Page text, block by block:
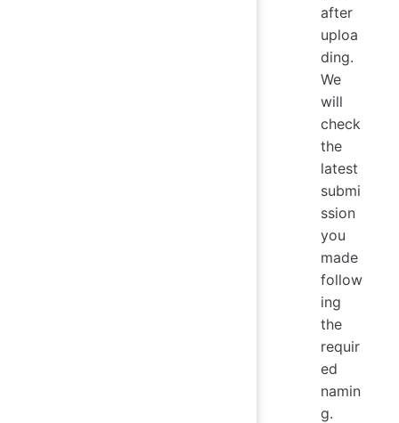
after
uploa
ding.
We
will
check
the
latest
submi
ssion
you
made
follow
ing
the
requir
ed
namin
g.